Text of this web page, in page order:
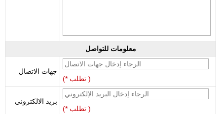
معلومات للتواصل
جهات الاتصال
(* تطلب )
بريد الالكتروني
(* تطلب )